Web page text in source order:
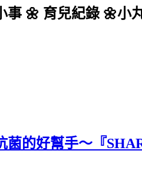
🌼 育兒紀錄 🌼小
菌的好幫手～『